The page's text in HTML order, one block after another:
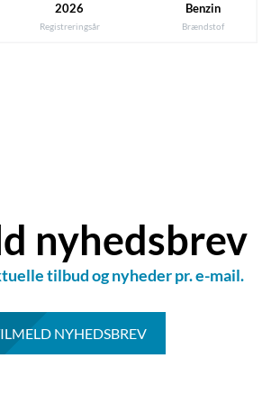
2026
Registreringsår
Benzin
Brændstof
nyhedsbrev
tilbud og nyheder pr. e-mail.
NYHEDSBREV